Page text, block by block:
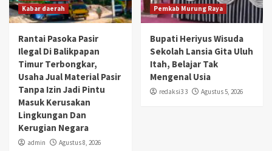
Kabar daerah
Rantai Pasoka Pasir
Ilegal Di Balikpapan
Timur Terbongkar,
Usaha Jual Material Pasir
Tanpa Izin Jadi Pintu
Masuk Kerusakan
Lingkungan Dan
Kerugian Negara
admin Agustus 8, 2026
Pemkab Murung Raya
Bupati Heriyus Wisuda
Sekolah Lansia Gita Uluh
Itah, Belajar Tak
Mengenal Usia
redaksi3 3 Agustus 5, 2026